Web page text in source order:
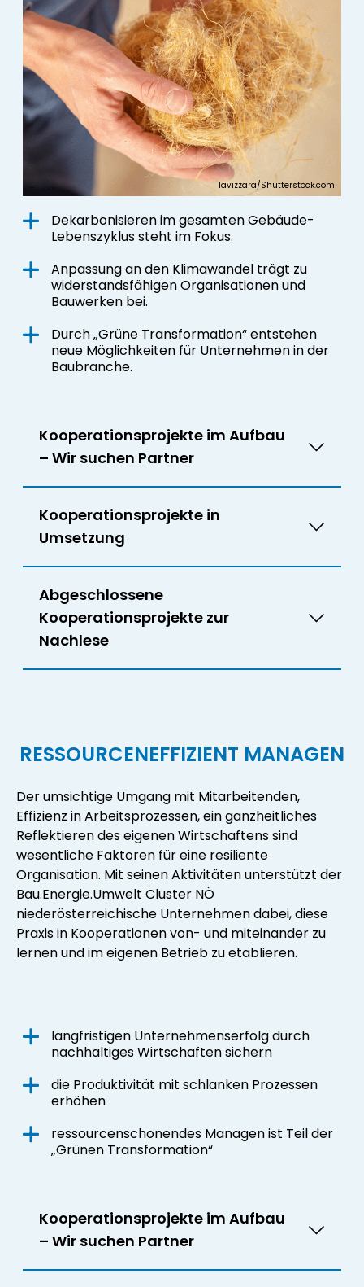
lavizzara/Shutterstock.com
Dekarbonisieren im gesamten Gebäude-
Lebenszyklus steht im Fokus.
Anpassung an den Klimawandel trägt zu
widerstandsfähigen Organisationen und
Bauwerken bei.
Durch „Grüne Transformation“ entstehen
neue Möglichkeiten für Unternehmen in der
Baubranche.
Kooperationsprojekte im Aufbau
– Wir suchen Partner
Kooperationsprojekte in
Umsetzung
Abgeschlossene
Kooperationsprojekte zur
Nachlese
RESSOURCENEFFIZIENT MANAGEN
Der umsichtige Umgang mit Mitarbeitenden,
Effizienz in Arbeitsprozessen, ein ganzheitliches
Reflektieren des eigenen Wirtschaftens sind
wesentliche Faktoren für eine resiliente
Organisation. Mit seinen Aktivitäten unterstützt der
Bau.Energie.Umwelt Cluster NÖ
niederösterreichische Unternehmen dabei, diese
Praxis in Kooperationen von- und miteinander zu
lernen und im eigenen Betrieb zu etablieren.
langfristigen Unternehmenserfolg durch
nachhaltiges Wirtschaften sichern
die Produktivität mit schlanken Prozessen
erhöhen
ressourcenschonendes Managen ist Teil der
„Grünen Transformation“
Kooperationsprojekte im Aufbau
– Wir suchen Partner